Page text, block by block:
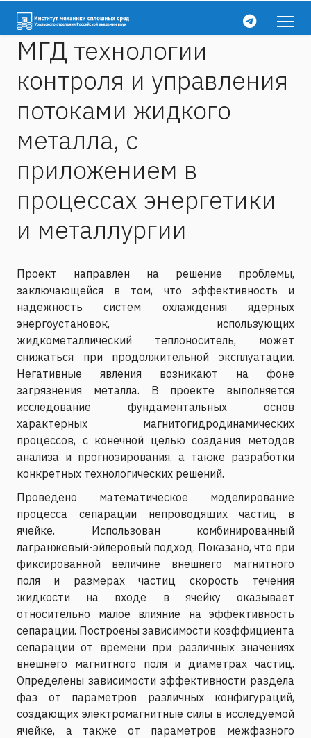
МГД технологии
контроля и управления
потоками жидкого
металла, с
приложением в
процессах энергетики
и металлургии
Проект направлен на решение проблемы,
заключающейся в том, что эффективность и
надежность систем охлаждения ядерных
энергоустановок, использующих
жидкометаллический теплоноситель, может
снижаться при продолжительной эксплуатации.
Негативные явления возникают на фоне
загрязнения металла. В проекте выполняется
исследование фундаментальных основ
характерных магнитогидродинамических
процессов, с конечной целью создания методов
анализа и прогнозирования, а также разработки
конкретных технологических решений.
Проведено математическое моделирование
процесса сепарации непроводящих частиц в
ячейке. Использован комбинированный
лагранжевый-эйлеровый подход. Показано, что при
фиксированной величине внешнего магнитного
поля и размерах частиц скорость течения
жидкости на входе в ячейку оказывает
относительно малое влияние на эффективность
сепарации. Построены зависимости коэффициента
сепарации от времени при различных значениях
внешнего магнитного поля и диаметрах частиц.
Определены зависимости эффективности раздела
фаз от параметров различных конфигураций,
создающих электромагнитные силы в исследуемой
ячейке, а также от параметров межфазного